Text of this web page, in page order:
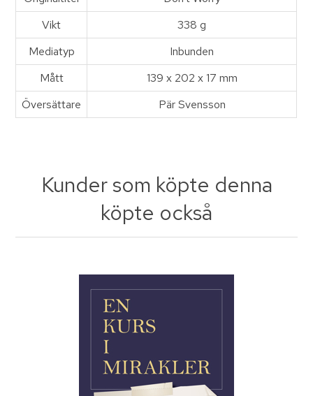
Vikt
338 g
Mediatyp
Inbunden
Mått
139 x 202 x 17 mm
Översättare
Pär Svensson
Kunder som köpte denna
köpte också